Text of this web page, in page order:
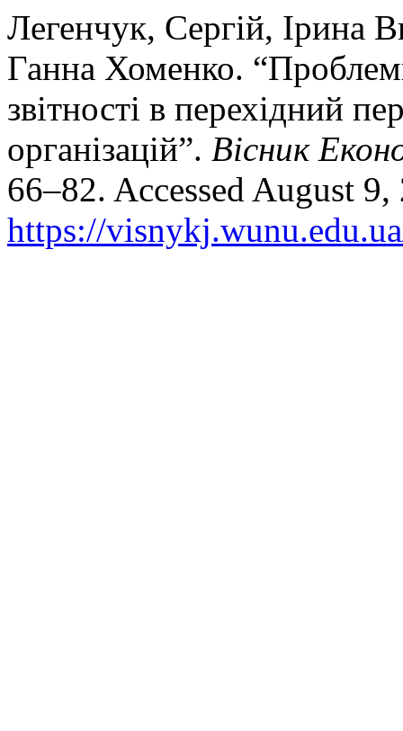
Легенчук, Сергій, Ірина
Ганна Хоменко.
звітності в перехідний
організацій”. Вісник
66–82. Accessed August 9,
https://